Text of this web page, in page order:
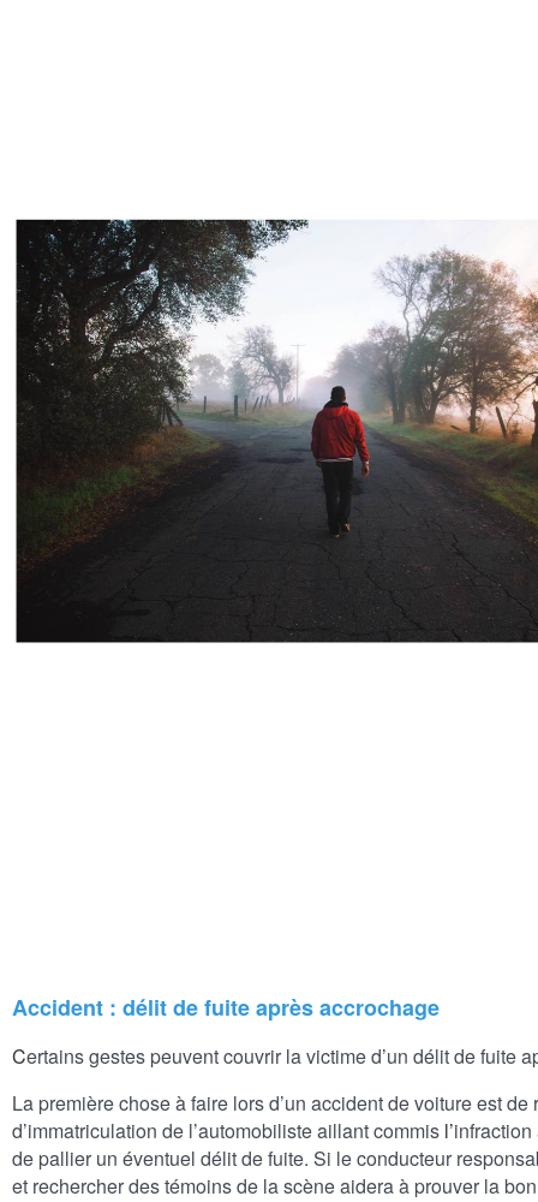
Accident : délit de fuite après accrochage
Certains gestes peuvent couvrir la victime d’un délit de fuite
La première chose à faire lors d’un accident de voiture est
d’immatriculation de l’automobiliste aillant commis l’
de pallier un éventuel délit de fuite. Si le conducteur
et rechercher des témoins de la scène aidera à prouver la